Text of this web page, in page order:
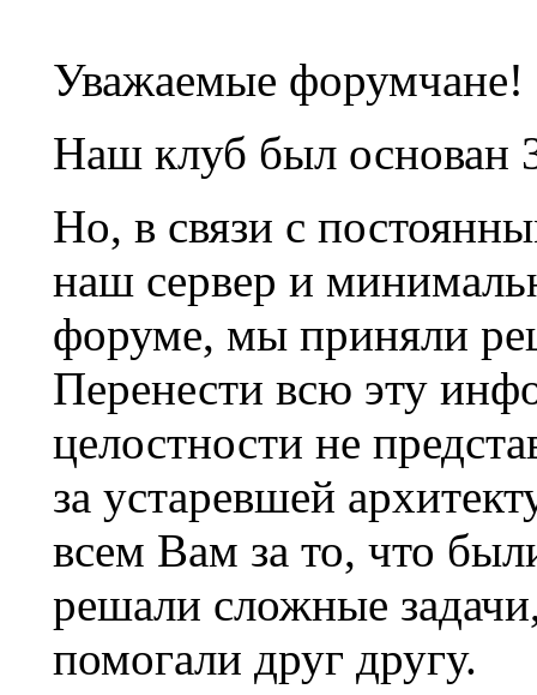
Уважаемые форумчане!
Наш клуб был основан
Но, в связи с
наш сервер и
форуме, мы приняли
Перенести всю эту
целостности не
за устаревшей
всем Вам за то, что
решали сложные
помогали друг другу.